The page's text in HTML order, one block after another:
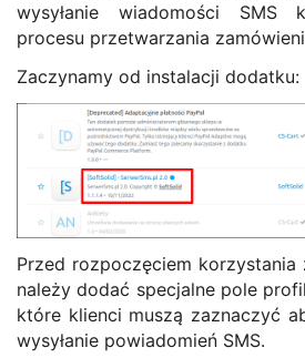
wysyłanie wiadomości
procesu przetwarzania
Zaczynamy od instalacji dodatku:
Przed rozpoczęciem
należy dodać specjalne pole
które klienci muszą zaznaczyć
wysyłanie powiadomień SMS.